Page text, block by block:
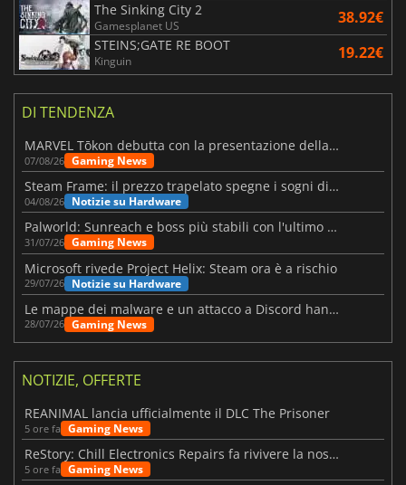
The Sinking City 2
Gamesplanet US 38.92€
STEINS;GATE RE BOOT
Kinguin 19.22€
DI TENDENZA
MARVEL Tōkon debutta con la presentazione della roadmap per il primo anno
07/08/26 Gaming News
Steam Frame: il prezzo trapelato spegne i sogni di un VR economico
04/08/26 Notizie su Hardware
Palworld: Sunreach e boss più stabili con l'ultimo update
31/07/26 Gaming News
Microsoft rivede Project Helix: Steam ora è a rischio
29/07/26 Notizie su Hardware
Le mappe dei malware e un attacco a Discord hanno colpito Meccha Chameleon
28/07/26 Gaming News
NOTIZIE, OFFERTE
REANIMAL lancia ufficialmente il DLC The Prisoner
5 ore fa Gaming News
ReStory: Chill Electronics Repairs fa rivivere la nostalgia degli anni 2000
5 ore fa Gaming News